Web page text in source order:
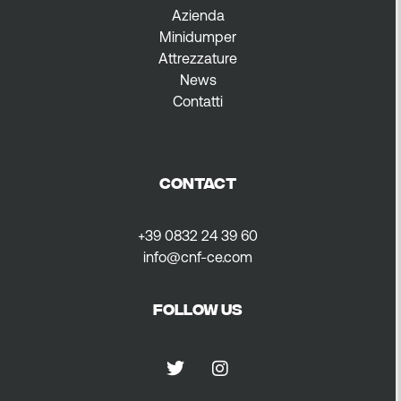
Azienda
Minidumper
Attrezzature
News
Contatti
CONTACT
+39 0832 24 39 60
info@cnf-ce.com
FOLLOW US